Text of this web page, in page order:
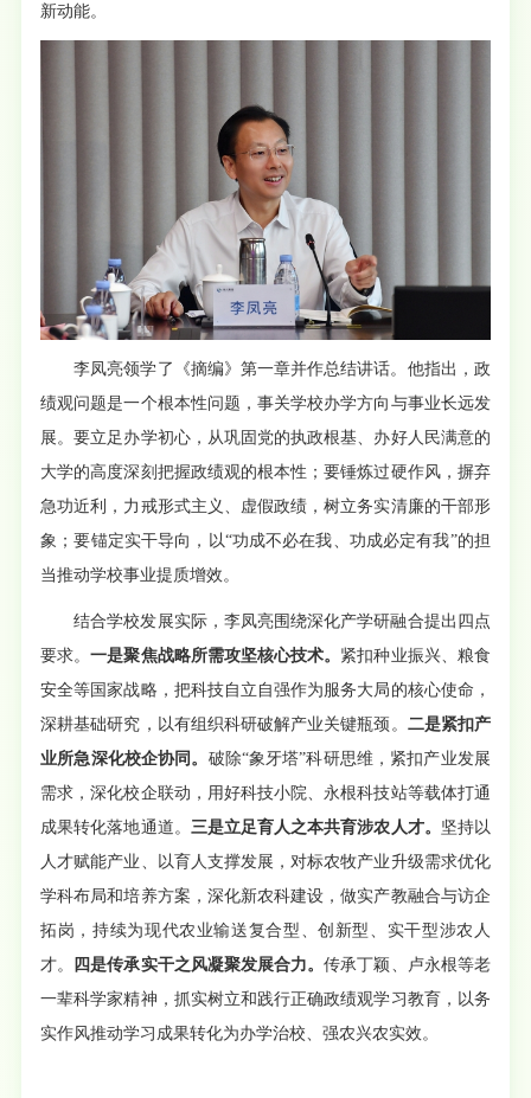
新动能。
李凤亮领学了《摘编》第一章并作总结讲话。他指出，政
绩观问题是一个根本性问题，事关学校办学方向与事业长远发
展。要立足办学初心，从巩固党的执政根基、办好人民满意的
大学的高度深刻把握政绩观的根本性；要锤炼过硬作风，摒弃
急功近利，力戒形式主义、虚假政绩，树立务实清廉的干部形
象；要锚定实干导向，以“功成不必在我、功成必定有我”的担
当推动学校事业提质增效。
结合学校发展实际，李凤亮围绕深化产学研融合提出四点
要求。一是聚焦战略所需攻坚核心技术。 紧扣种业振兴、粮食
安全等国家战略，把科技自立自强作为服务大局的核心使命，
深耕基础研究，以有组织科研破解产业关键瓶颈。 二是紧扣产
业所急深化校企协同。 破除“象牙塔”科研思维，紧扣产业发展
需求，深化校企联动，用好科技小院、永根科技站等载体打通
成果转化落地通道。 三是立足育人之本共育涉农人才。 坚持以
人才赋能产业、以育人支撑发展，对标农牧产业升级需求优化
学科布局和培养方案，深化新农科建设，做实产教融合与访企
拓岗，持续为现代农业输送复合型、创新型、实干型涉农人
才。
四是传承实干之风凝聚发展合力。传承丁颖、卢永根等老
一辈科学家精神，抓实树立和践行正确政绩观学习教育，以务
实作风推动学习成果转化为办学治校、强农兴农实效。